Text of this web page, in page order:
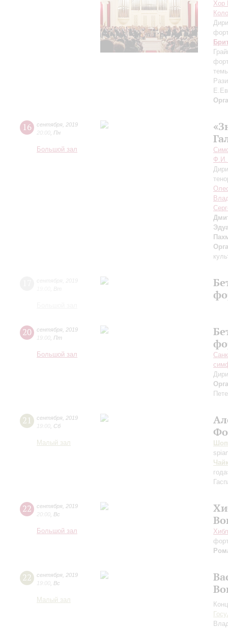
Хор
16 сентября 2019
20:00 Пн
Большой зал
Ф.И.
20 сентября 2019
19:00 Пт
Большой зал
21 сентября 2019
19:00 Сб
Малый зал
22 сентября 2019
20:00 Вс
Большой зал
22 сентября 2019
19:00 Вс
Малый зал